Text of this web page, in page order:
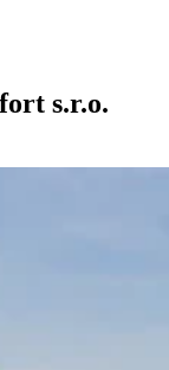
s.r.o.